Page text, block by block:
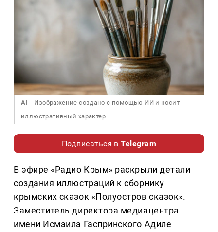
AI
Изображение создано с помощью ИИ и носит
иллюстративный характер
Подписаться вTelegram
В эфире «Радио Крым» раскрыли детали
создания иллюстраций к сборнику
крымских сказок «Полуостров сказок».
Заместитель директора медиацентра
имени Исмаила Гаспринского Адиле